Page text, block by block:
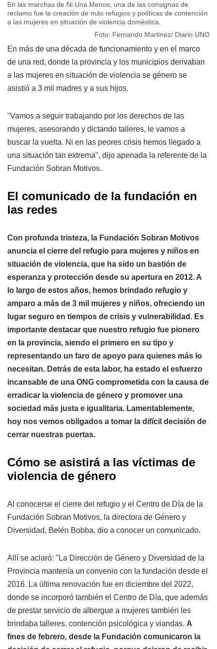
En las marchas de Ni Una Menos, una de las consignas de
reclamo fue la creación de más refugios y políticas de contención
a las mujeres en situación de violencia doméstica.
Foto: Fernando Martinez/ Diario UNO
En más de una década de funcionamiento y en el marco
de una red, donde la provincia y los municipios derivaban
a las mujeres en situación de violencia se género se
asistió a 3 mil madres y a sus hijos.
"Vamos a seguir trabajando por los derechos de las
mujeres, asesorando y dictando talleres, le vamos a
buscar la vuelta. Ni en las peores crisis hemos llegado a
una situación tan extrema", dijo apenada la referente de la
Fundación Sobran Motivos.
El comunicado de la fundación en
las redes
Con profunda tristeza, la Fundación Sobran Motivos
anuncia el cierre del refugio para mujeres y niños en
situación de violencia, que ha sido un bastión de
esperanza y protección desde su apertura en 2012. A
lo largo de estos años, hemos brindado refugio y
amparo a más de 3 mil mujeres y niños, ofreciendo un
lugar seguro en tiempos de crisis y vulnerabilidad. Es
importante destacar que nuestro refugio fue pionero
en la provincia, siendo el primero en su tipo y
representando un faro de apoyo para quienes más lo
necesitan. Detrás de esta labor, ha estado el esfuerzo
incansable de una ONG comprometida con la causa de
erradicar la violencia de género y promover una
sociedad más justa e igualitaria. Lamentablemente,
hoy nos vemos obligados a tomar la difícil decisión de
cerrar nuestras puertas.
Cómo se asistirá a las víctimas de
violencia de género
Al conocerse el cierre del refugio y el Centro de Día de la
Fundación Sobran Motivos, la directora de Género y
Diversidad, Belén Bobba, dio a conocer un comunicado.
Allí se aclaró: "La Dirección de Género y Diversidad de la
Provincia mantenía un convenio con la fundación desde el
2016. La última renovación fue en diciembre del 2022,
donde se incorporó también el Centro de Día, que además
de prestar servicio de albergue a mujeres también les
brindaba talleres, contención psicológica y viandas. A
fines de febrero, desde la Fundación comunicaron la